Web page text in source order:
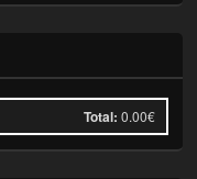
Total: 0.00€